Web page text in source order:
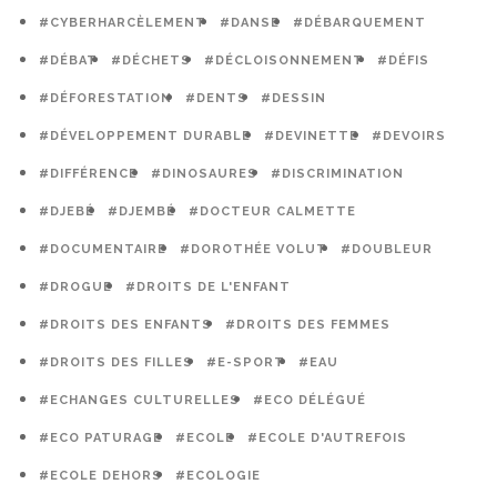
#CYBERHARCÈLEMENT #DANSE #DÉBARQUEMENT
#DÉBAT #DÉCHETS #DÉCLOISONNEMENT #DÉFIS
#DÉFORESTATION #DENTS #DESSIN
#DÉVELOPPEMENT DURABLE #DEVINETTE #DEVOIRS
#DIFFÉRENCE #DINOSAURES #DISCRIMINATION
#DJEBÉ #DJEMBÉ #DOCTEUR CALMETTE
#DOCUMENTAIRE #DOROTHÉE VOLUT #DOUBLEUR
#DROGUE #DROITS DE L'ENFANT
#DROITS DES ENFANTS #DROITS DES FEMMES
#DROITS DES FILLES #E-SPORT #EAU
#ECHANGES CULTURELLES #ECO DÉLÉGUÉ
#ECO PATURAGE #ECOLE #ECOLE D'AUTREFOIS
#ECOLE DEHORS #ECOLOGIE